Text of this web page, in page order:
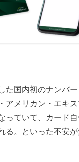
た国内初のナンバ
アメリカン・エキ
っていて、カード
る。といった不安